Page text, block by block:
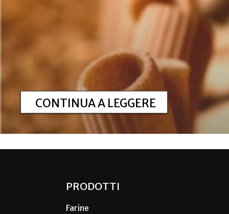
CONTINUA A LEGGERE
PRODOTTI
Farine